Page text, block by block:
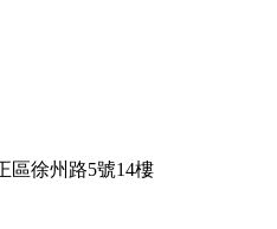
區徐州路5號14樓